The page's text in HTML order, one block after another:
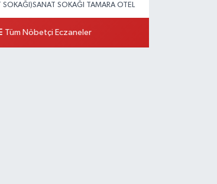
SOKAĞI)SANAT SOKAĞI TAMARA OTEL
25 Yol Tarifi Al
Tüm Nöbetçi Eczaneler